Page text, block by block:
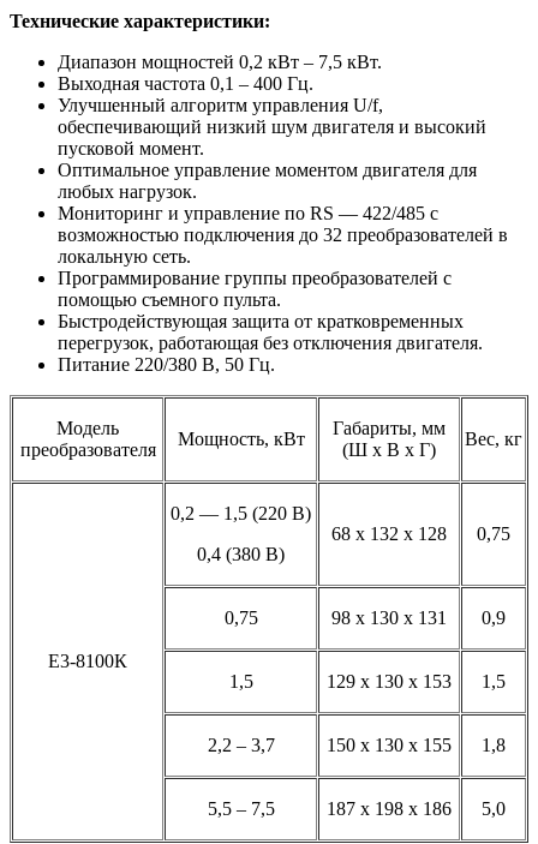
Технические характеристики:
Диапазон мощностей 0,2 кВт – 7,5 кВт.
Выходная частота 0,1 – 400 Гц.
Улучшенный алгоритм управления U/f,
обеспечивающий низкий шум двигателя и высокий
пусковой момент.
Оптимальное управление моментом двигателя для
любых нагрузок.
Мониторинг и управление по RS — 422/485 с
возможностью подключения до 32 преобразователей в
локальную сеть.
Программирование группы преобразователей с
помощью съемного пульта.
Быстродействующая защита от кратковременных
перегрузок, работающая без отключения двигателя.
Питание 220/380 В, 50 Гц.
Модель
преобразователя
Мощность, кВт
Габариты, мм
(Ш х В х Г)
Вес, кг
Е3-8100К
0,2 — 1,5 (220 В)
0,4 (380 В)
68 х 132 х 128 0,75
0,75 98 х 130 х 131 0,9
1,5 129 х 130 х 153 1,5
2,2 – 3,7 150 х 130 х 155 1,8
5,5 – 7,5 187 х 198 х 186 5,0